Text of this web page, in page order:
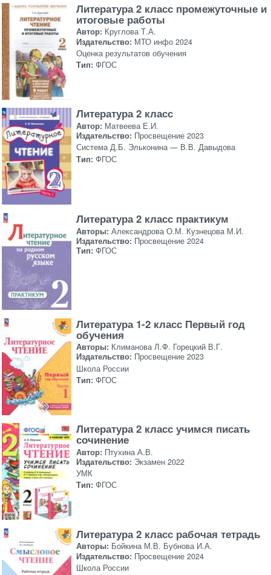
Литература 2 класс промежуточные и
итоговые работы
Автор: Круглова Т.А.
Издательство: МТО инфо 2024
Оценка результатов обучения
Тип: ФГОС
Литература 2 класс
Автор: Матвеева Е.И.
Издательство: Просвещение 2023
Система Д.Б. Эльконина — В.В. Давыдова
Тип: ФГОС
Литература 2 класс практикум
Авторы: Александрова О.М. Кузнецова М.И.
Издательство: Просвещение 2024
Тип: ФГОС
Литература 1-2 класс Первый год
обучения
Авторы: Климанова Л.Ф. Горецкий В.Г.
Издательство: Просвещение 2023
Школа России
Тип: ФГОС
Литература 2 класс учимся писать
сочинение
Автор: Птухина А.В.
Издательство: Экзамен 2022
УМК
Тип: ФГОС
Литература 2 класс рабочая тетрадь
Авторы: Бойкина М.В. Бубнова И.А.
Издательство: Просвещение 2024
Школа России